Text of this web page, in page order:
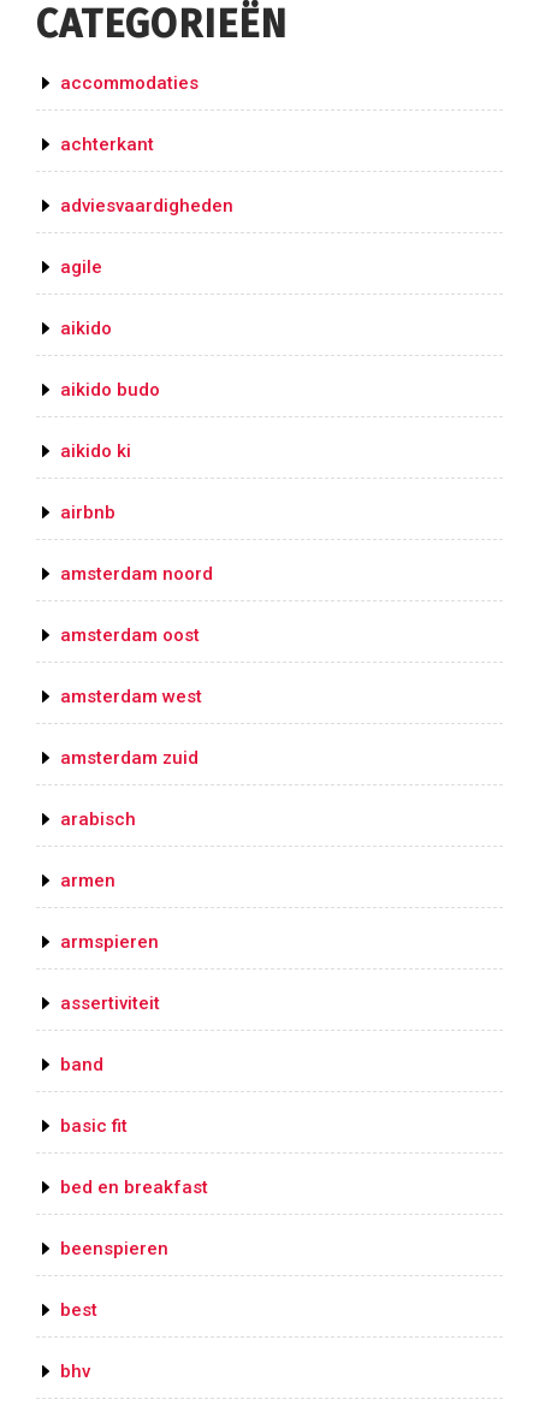
CATEGORIEËN
accommodaties
achterkant
adviesvaardigheden
agile
aikido
aikido budo
aikido ki
airbnb
amsterdam noord
amsterdam oost
amsterdam west
amsterdam zuid
arabisch
armen
armspieren
assertiviteit
band
basic fit
bed en breakfast
beenspieren
best
bhv